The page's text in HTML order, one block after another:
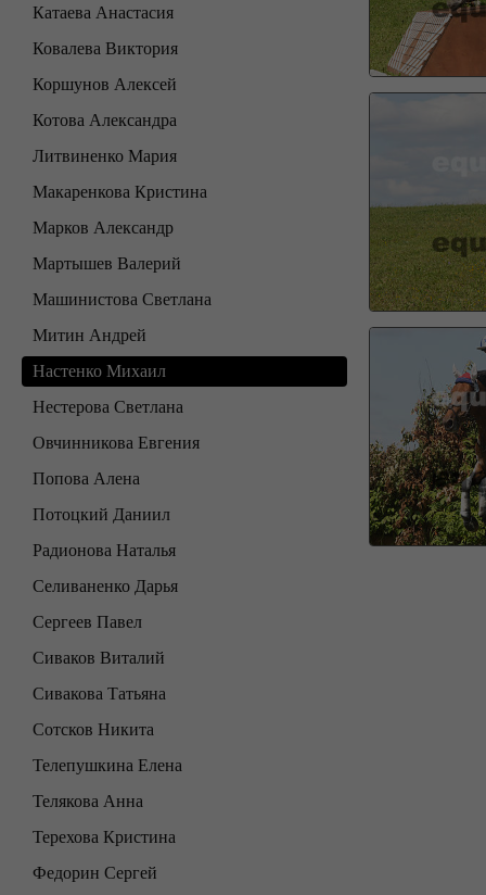
Катаева Анастасия
Ковалева Виктория
Коршунов Алексей
Котова Александра
Литвиненко Мария
Макаренкова Кристина
Марков Александр
Мартышев Валерий
Машинистова Светлана
Митин Андрей
Настенко Михаил
Нестерова Светлана
Овчинникова Евгения
Попова Алена
Потоцкий Даниил
Радионова Наталья
Селиваненко Дарья
Сергеев Павел
Сиваков Виталий
Сивакова Татьяна
Сотсков Никита
Телепушкина Елена
Телякова Анна
Терехова Кристина
Федорин Сергей